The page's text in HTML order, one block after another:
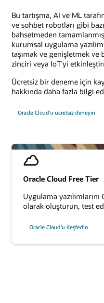
Oracle Cloud Free Tier
Uygulama
olarak oluşturun, test
Oracle Cloud'u Keşfedin
Bu tartışma, AI ve ML
ve sohbet robotları gibi
bahsetmeden
kurumsal uygulama
taşımak ve genişletmek
zinciri veya IoT'yi
Ücretsiz bir deneme için
hakkında daha fazla bilgi
Oracle Cloud'u ücretsiz deneyin